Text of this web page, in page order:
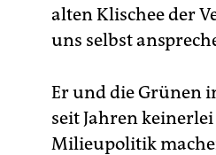
alten Klischee der
uns selbst
Er und die Grünen
seit Jahren
Milieupolitik